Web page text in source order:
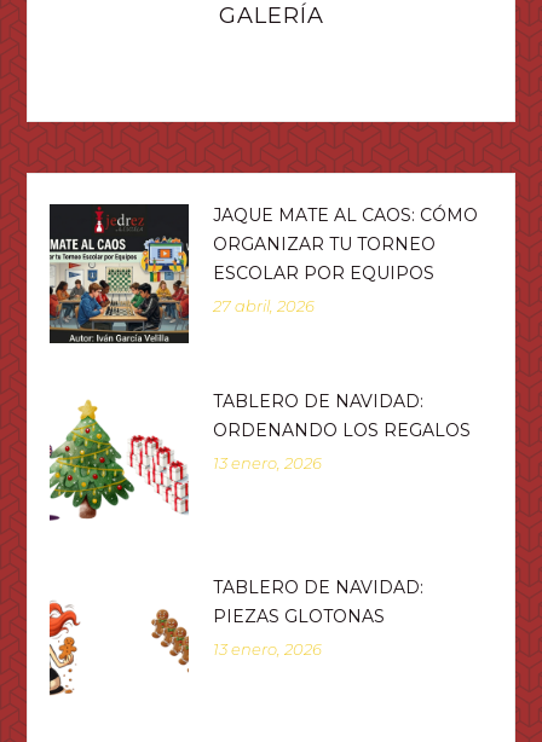
GALERÍA
JAQUE MATE AL CAOS: CÓMO
ORGANIZAR TU TORNEO
ESCOLAR POR EQUIPOS
27 abril, 2026
TABLERO DE NAVIDAD:
ORDENANDO LOS REGALOS
13 enero, 2026
TABLERO DE NAVIDAD:
PIEZAS GLOTONAS
13 enero, 2026